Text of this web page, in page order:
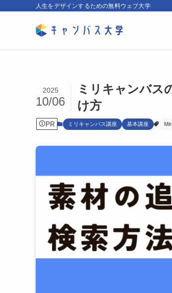
人生をデザインするための無料ウェブ大学
ミリキャンバス
け方
2025
10/06
PR ミリキャンバス講座 基本講座